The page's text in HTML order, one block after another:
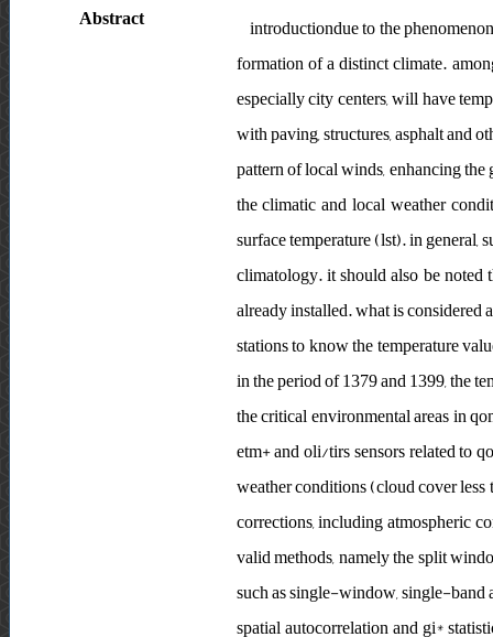
Abstract
introductiondue to the
formation of a distinct climate.
especially city centers, will have
with paving, structures, asphalt and
pattern of local winds, enhancing
the climatic and local weather
surface temperature (lst). in general,
climatology. it should also be noted
already installed. what is
stations to know the temperature
in the period of 1379 and 1399, the
the critical environmental areas in
etm+ and oli/tirs sensors related to
weather conditions (cloud cover
corrections, including atmospheric
valid methods, namely the split
such as single-window, single-band
spatial autocorrelation and gi*